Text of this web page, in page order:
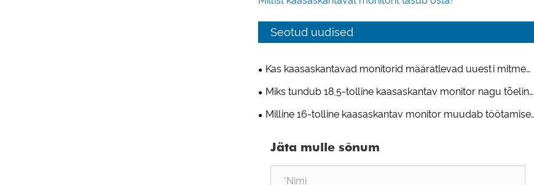
Seotud uudised
Kas kaasaskantavad monitorid määratlevad uuesti mitme
seadme tootlikkuse ja meelelahutuse?
Miks tundub 18,5-tolline kaasaskantav monitor nagu tõeline
teine ​​ekraan?
Milline 16-tolline kaasaskantav monitor muudab töötamise
Jäta mulle sõnum